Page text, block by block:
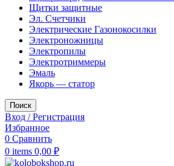
Щитки защитные
Эл. Счетчики
Электрические Газонокосилки
Электроножницы
Электропилы
Электротриммеры
Эмаль
Якорь — статор
Поиск
Вход / Регистрация
Избранное
0 Сравнить
0 items 0,00 ₽